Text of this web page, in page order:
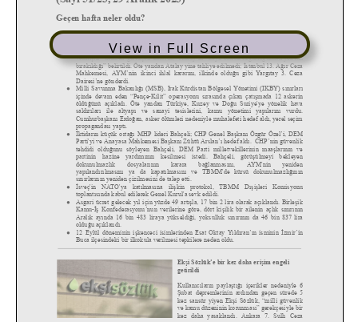
View in Full Screen